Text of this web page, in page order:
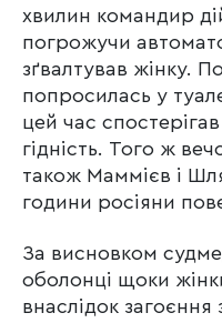
хвилин командир
погрожучи
зґвалтував жінку.
попросилась у
цей час
гідність. Того ж
також Маммієв і
години росіяни
За висновком
оболонці щоки
внаслідок загоєння